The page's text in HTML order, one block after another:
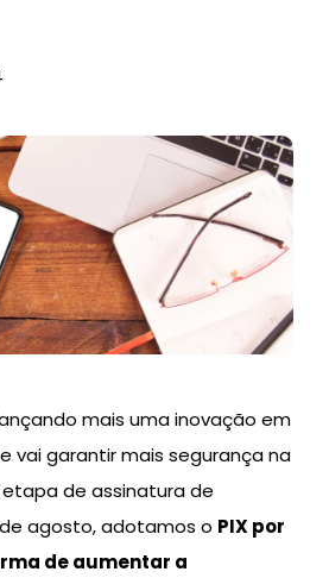
mais uma inovação em
vai garantir mais segurança na
de assinatura de
agosto, adotamos o PIX por
de aumentar a